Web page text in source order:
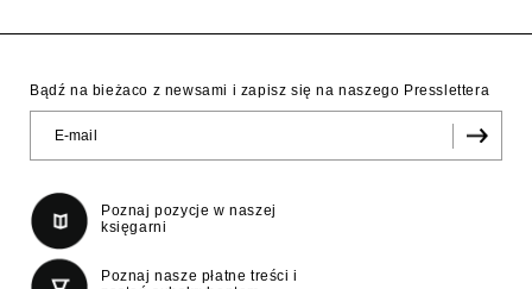
Bądź na bieżaco z newsami i zapisz się na naszego Presslettera
Poznaj pozycje w naszej
księgarni
Poznaj nasze płatne treści i